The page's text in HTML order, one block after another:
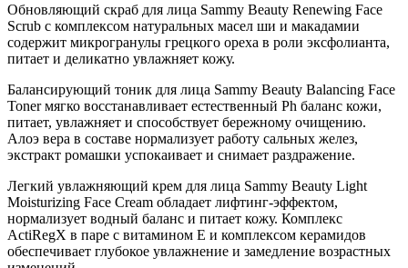
Обновляющий скраб для лица Sammy Beauty Renewing Face
Scrub с комплексом натуральных масел ши и макадамии
содержит микрогранулы грецкого ореха в роли эксфолианта,
питает и деликатно увлажняет кожу.
Балансирующий тоник для лица Sammy Beauty Balancing Face
Toner мягко восстанавливает естественный Ph баланс кожи,
питает, увлажняет и способствует бережному очищению.
Алоэ вера в составе нормализует работу сальных желез,
экстракт ромашки успокаивает и снимает раздражение.
Легкий увлажняющий крем для лица Sammy Beauty Light
Moisturizing Face Cream обладает лифтинг-эффектом,
нормализует водный баланс и питает кожу. Комплекс
ActiRegX в паре с витамином Е и комплексом керамидов
обеспечивает глубокое увлажнение и замедление возрастных